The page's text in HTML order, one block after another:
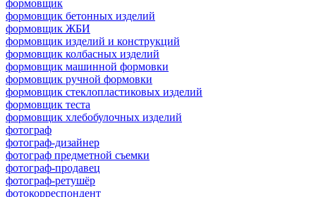
формовщик
формовщик бетонных изделий
формовщик ЖБИ
формовщик изделий и конструкций
формовщик колбасных изделий
формовщик машинной формовки
формовщик ручной формовки
формовщик стеклопластиковых изделий
формовщик теста
формовщик хлебобулочных изделий
фотограф
фотограф-дизайнер
фотограф предметной съемки
фотограф-продавец
фотограф-ретушёр
фотокорреспондент